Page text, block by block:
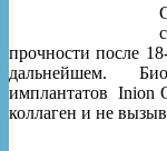
прочности после
дальнейшем.
имплантатов Inion
коллаген и не